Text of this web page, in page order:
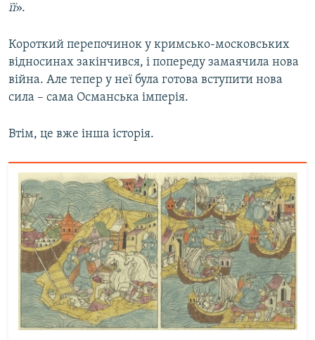
її».
Короткий перепочинок у кримсько-московських
відносинах закінчився, і попереду замаячила нова
війна. Але тепер у неї була готова вступити нова
сила – сама Османська імперія.
Втім, це вже інша історія.